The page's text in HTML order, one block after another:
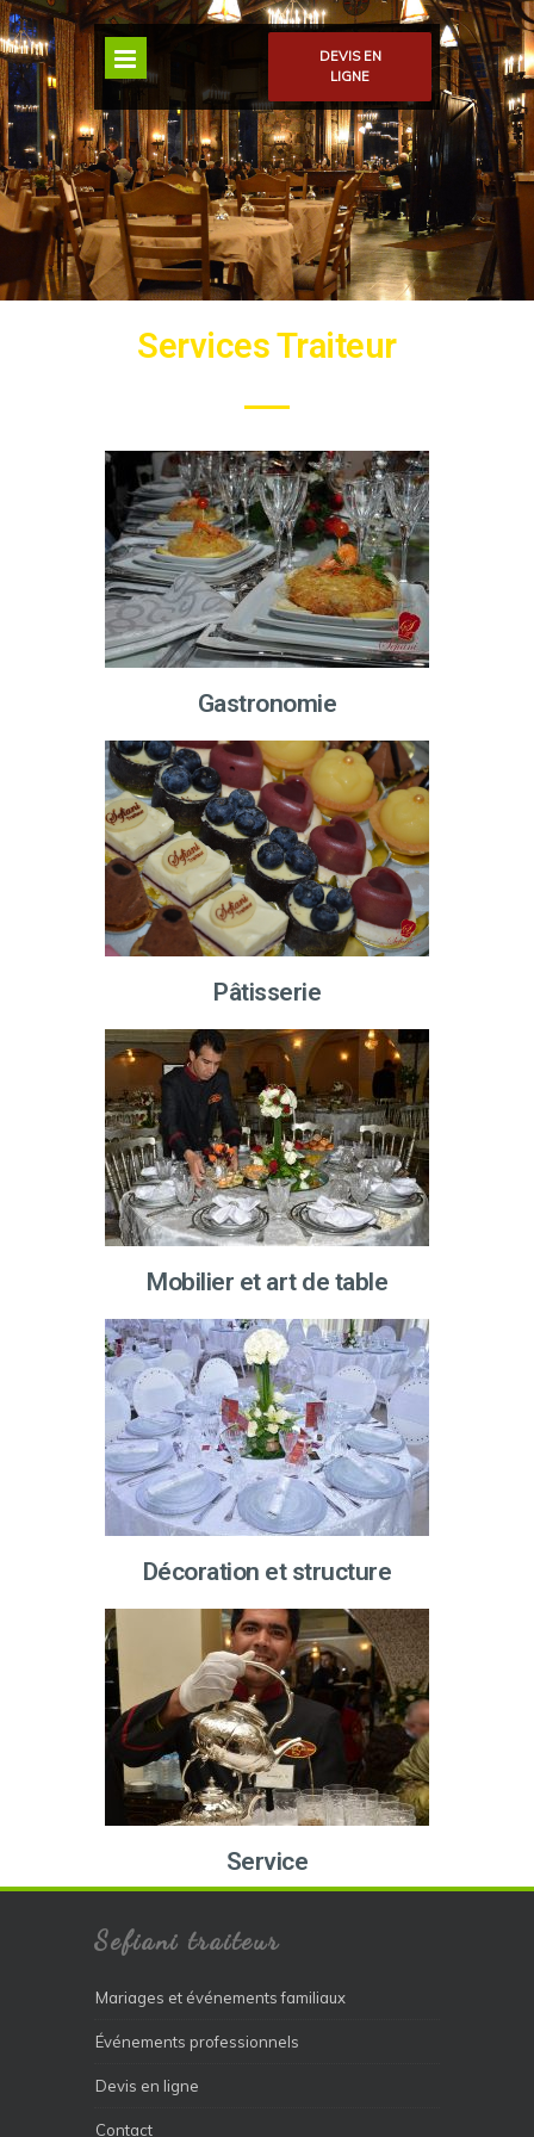
DEVIS EN
LIGNE
Services Traiteur
Gastronomie
Pâtisserie
Mobilier et art de table
Décoration et structure
Service
Sefiani traiteur
Mariages et événements familiaux
Événements professionnels
Devis en ligne
Contact